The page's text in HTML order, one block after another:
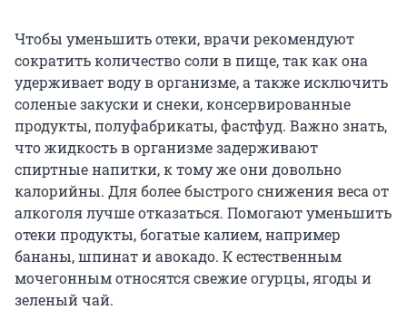
Чтобы уменьшить отеки, врачи рекомендуют
сократить количество соли в пище, так как она
удерживает воду в организме, а также исключить
соленые закуски и снеки, консервированные
продукты, полуфабрикаты, фастфуд. Важно знать,
что жидкость в организме задерживают
спиртные напитки, к тому же они довольно
калорийны. Для более быстрого снижения веса от
алкоголя лучше отказаться. Помогают уменьшить
отеки продукты, богатые калием, например
бананы, шпинат и авокадо. К естественным
мочегонным относятся свежие огурцы, ягоды и
зеленый чай.